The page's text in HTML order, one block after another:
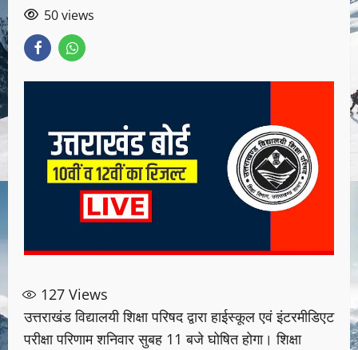
50 views
127 Views
उत्तराखंड विद्यालयी शिक्षा परिषद द्वारा हाईस्कूल एवं इंटरमीडिएट
परीक्षा परिणाम शनिवार सुबह 11 बजे घोषित होगा। शिक्षा